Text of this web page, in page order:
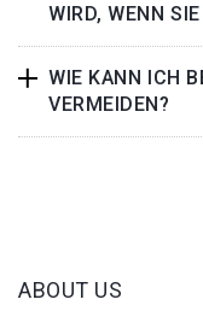
WIRD, WENN
WIE KANN ICH
VERMEIDEN?
ABOUT US